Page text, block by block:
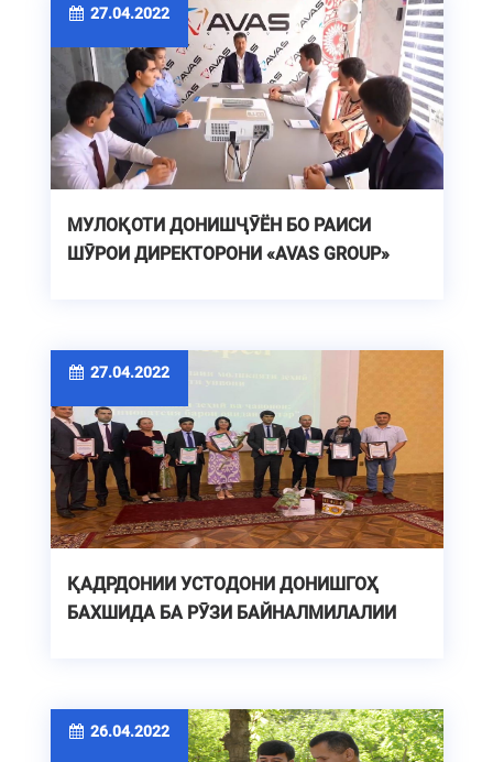
27.04.2022
МУЛОҚОТИ ДОНИШҶӮЁН БО РАИСИ
ШӮРОИ ДИРЕКТОРОНИ «AVAS GROUP»
27.04.2022
ҚАДРДОНИИ УСТОДОНИ ДОНИШГОҲ
БАХШИДА БА РӮЗИ БАЙНАЛМИЛАЛИИ
26.04.2022